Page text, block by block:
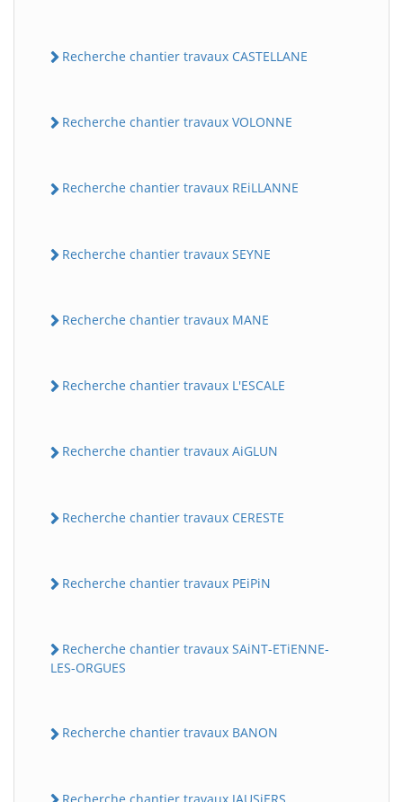
Recherche chantier travaux CASTELLANE
Recherche chantier travaux VOLONNE
Recherche chantier travaux REiLLANNE
Recherche chantier travaux SEYNE
Recherche chantier travaux MANE
Recherche chantier travaux L'ESCALE
Recherche chantier travaux AiGLUN
Recherche chantier travaux CERESTE
Recherche chantier travaux PEiPiN
Recherche chantier travaux SAiNT-ETiENNE-
LES-ORGUES
Recherche chantier travaux BANON
Recherche chantier travaux JAUSiERS